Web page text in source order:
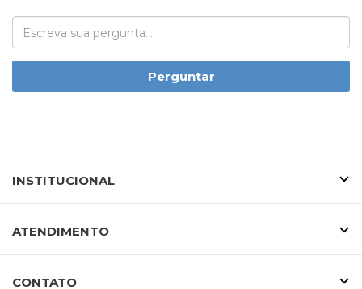
Perguntar
INSTITUCIONAL
ATENDIMENTO
CONTATO